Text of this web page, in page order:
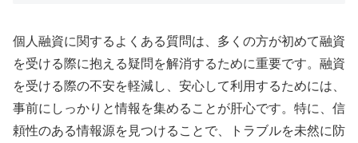
個人融資に関するよくある質問は、多くの方が初めて融資
を受ける際に抱える疑問を解消するために重要です。融資
を受ける際の不安を軽減し、安心して利用するためには、
事前にしっかりと情報を集めることが肝心です。特に、信
頼性のある情報源を見つけることで、トラブルを未然に防